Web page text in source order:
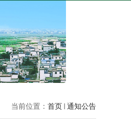
当前位置： 首页 通知公告